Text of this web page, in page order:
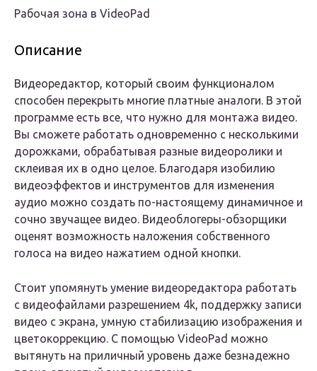
Рабочая зона в VideoPad
Описание
Видеоредактор, который своим функционалом
способен перекрыть многие платные аналоги. В этой
программе есть все, что нужно для монтажа видео.
Вы сможете работать одновременно с несколькими
дорожками, обрабатывая разные видеоролики и
склеивая их в одно целое. Благодаря изобилию
видеоэффектов и инструментов для изменения
аудио можно создать по-настоящему динамичное и
сочно звучащее видео. Видеоблогеры-обзорщики
оценят возможность наложения собственного
голоса на видео нажатием одной кнопки.
Стоит упомянуть умение видеоредактора работать
с видеофайлами разрешением 4k, поддержку записи
видео с экрана, умную стабилизацию изображения и
цветокоррекцию. С помощью VideoPad можно
вытянуть на приличный уровень даже безнадежно